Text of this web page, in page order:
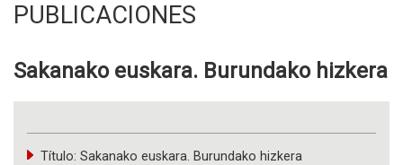
PUBLICACIONES
Sakanako euskara. Burundako hizkera
Título: Sakanako euskara. Burundako hizkera